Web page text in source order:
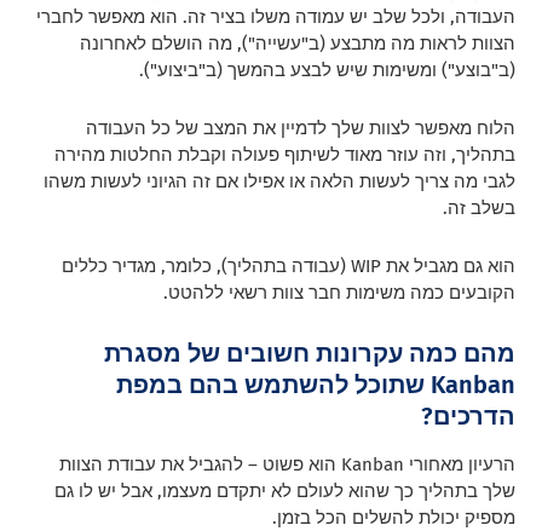
העבודה, ולכל שלב יש עמודה משלו בציר זה. הוא מאפשר לחברי
הצוות לראות מה מתבצע (ב"עשייה"), מה הושלם לאחרונה
(ב"בוצע") ומשימות שיש לבצע בהמשך (ב"ביצוע").
הלוח מאפשר לצוות שלך לדמיין את המצב של כל העבודה
בתהליך, וזה עוזר מאוד לשיתוף פעולה וקבלת החלטות מהירה
לגבי מה צריך לעשות הלאה או אפילו אם זה הגיוני לעשות משהו
בשלב זה.
הוא גם מגביל את WIP (עבודה בתהליך), כלומר, מגדיר כללים
הקובעים כמה משימות חבר צוות רשאי ללהטט.
מהם כמה עקרונות חשובים של מסגרת
Kanban שתוכל להשתמש בהם במפת
הדרכים?
הרעיון מאחורי Kanban הוא פשוט – להגביל את עבודת הצוות
שלך בתהליך כך שהוא לעולם לא יתקדם מעצמו, אבל יש לו גם
מספיק יכולת להשלים הכל בזמן.